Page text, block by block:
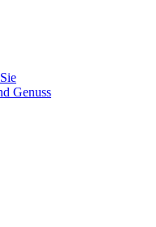
Genuss